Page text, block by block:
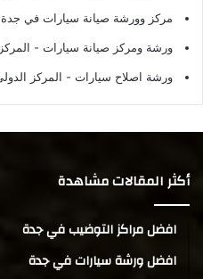
مركز وورشة صيانة سيارات في جدة
ورشة ومركز صيانة سيارات -
ورشة اصلاح سيارات - المركز
أكثر المقالات مشاهدة
افضل مراكز التوضيب في جدة
افضل ورشة سيارات في جدة